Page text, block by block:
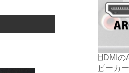
HDMIの
ピーカ